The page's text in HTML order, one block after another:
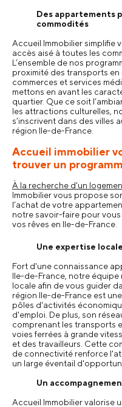
Des appartements
commodités
Accueil Immobilier simplifie
accès aisé à toutes les
L’ensemble de nos
proximité des transports en
commerces et services
mettons en avant les
quartier. Que ce soit
les attractions culturelles,
s’inscrivent dans des villes
région Ile-de-France.
Accueil immobilier
trouver un
À la recherche d'un
Immobilier vous propose
l’achat de votre
notre savoir-faire pour
vos rêves en Ile-de-France.
Une expertise
Fort d'une connaissance
Ile-de-France, notre
locale afin de vous guider
région Ile-de-France est
pôles d'activités
d'emploi. De plus, son
comprenant les transports
voies ferrées à grande
et des travailleurs. Cette
de connectivité renforce
un large éventail
Un
Accueil Immobilier valorise